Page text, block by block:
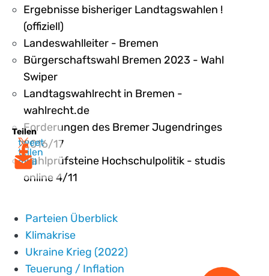
Teilen
tweet
teilen
mail
Ergebnisse bisheriger Landtagswahlen !
(offiziell)
Landeswahlleiter - Bremen
Bürgerschaftswahl Bremen 2023 - Wahl
Swiper
Landtagswahlrecht in Bremen -
wahlrecht.de
Forderungen des Bremer Jugendringes
2016/17
Wahlprüfsteine Hochschulpolitik - studis
online 4/11
Parteien Überblick
Klimakrise
Ukraine Krieg (2022)
Teuerung / Inflation